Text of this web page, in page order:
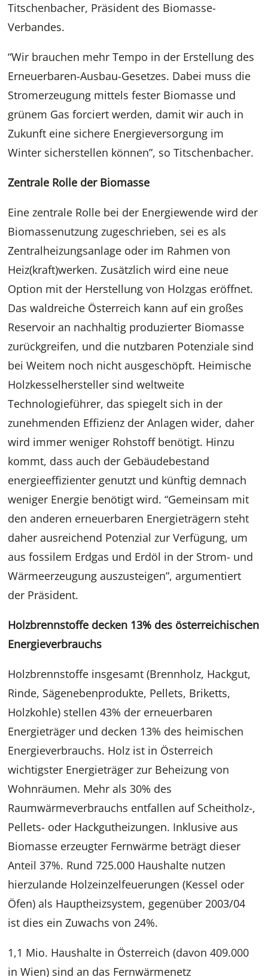
Titschenbacher, Präsident des Biomasse-
Verbandes.
“Wir brauchen mehr Tempo in der Erstellung des
Erneuerbaren-Ausbau-Gesetzes. Dabei muss die
Stromerzeugung mittels fester Biomasse und
grünem Gas forciert werden, damit wir auch in
Zukunft eine sichere Energieversorgung im
Winter sicherstellen können”, so Titschenbacher.
Zentrale Rolle der Biomasse
Eine zentrale Rolle bei der Energiewende wird der
Biomassenutzung zugeschrieben, sei es als
Zentralheizungsanlage oder im Rahmen von
Heiz(kraft)werken. Zusätzlich wird eine neue
Option mit der Herstellung von Holzgas eröffnet.
Das waldreiche Österreich kann auf ein großes
Reservoir an nachhaltig produzierter Biomasse
zurückgreifen, und die nutzbaren Potenziale sind
bei Weitem noch nicht ausgeschöpft. Heimische
Holzkesselhersteller sind weltweite
Technologieführer, das spiegelt sich in der
zunehmenden Effizienz der Anlagen wider, daher
wird immer weniger Rohstoff benötigt. Hinzu
kommt, dass auch der Gebäudebestand
energieeffizienter genutzt und künftig demnach
weniger Energie benötigt wird. “Gemeinsam mit
den anderen erneuerbaren Energieträgern steht
daher ausreichend Potenzial zur Verfügung, um
aus fossilem Erdgas und Erdöl in der Strom- und
Wärmeerzeugung auszusteigen”, argumentiert
der Präsident.
Holzbrennstoffe decken 13% des österreichischen
Energieverbrauchs
Holzbrennstoffe insgesamt (Brennholz, Hackgut,
Rinde, Sägenebenprodukte, Pellets, Briketts,
Holzkohle) stellen 43% der erneuerbaren
Energieträger und decken 13% des heimischen
Energieverbrauchs. Holz ist in Österreich
wichtigster Energieträger zur Beheizung von
Wohnräumen. Mehr als 30% des
Raumwärmeverbrauchs entfallen auf Scheitholz-,
Pellets- oder Hackgutheizungen. Inklusive aus
Biomasse erzeugter Fernwärme beträgt dieser
Anteil 37%. Rund 725.000 Haushalte nutzen
hierzulande Holzeinzelfeuerungen (Kessel oder
Öfen) als Hauptheizsystem, gegenüber 2003/04
ist dies ein Zuwachs von 24%.
1,1 Mio. Haushalte in Österreich (davon 409.000
in Wien) sind an das Fernwärmenetz